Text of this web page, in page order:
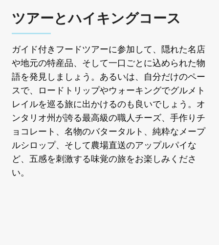
ツアーとハイキングコース
ガイド付きフードツアーに参加して、隠れた名店
や地元の特産品、そして一口ごとに込められた物
語を発見しましょう。あるいは、自分だけのペー
スで、ロードトリップやウォーキングでグルメト
レイルを巡る旅に出かけるのも良いでしょう。オ
ンタリオ州が誇る最高級の職人チーズ、手作りチ
ョコレート、名物のバタータルト、純粋なメープ
ルシロップ、そして農場直送のアップルパイな
ど、五感を刺激する味覚の旅をお楽しみくださ
い。